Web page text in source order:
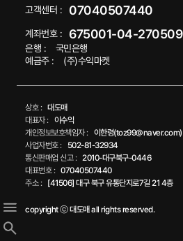
고객센터 : 07040507440
계좌번호 : 675001-04-270509
은행 :
국민은행
예금주 :
(주)수익마켓
상호 : 대도매
대표자 :
이수익
개인정보보호책임자 :
이한령(toz99@naver.com)
사업자번호 :
502-81-32934
통신판매업 신고 : 2010-대구북구-0446
대표번호 : 07040507440
주소 :
[41506] 대구 북구 유통단지로7길 21 4층
copyright ⓒ 대도매 all rights reserved.